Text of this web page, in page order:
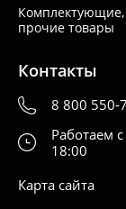
Комплектующие,
прочие товары
Контакты
8 800 550-
Работаем
18:00
Карта сайта